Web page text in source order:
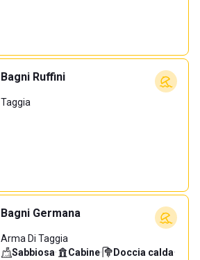
Bagni Ruffini
Taggia
Bagni Germana
Arma Di Taggia
Sabbiosa· Cabine· Doccia calda·